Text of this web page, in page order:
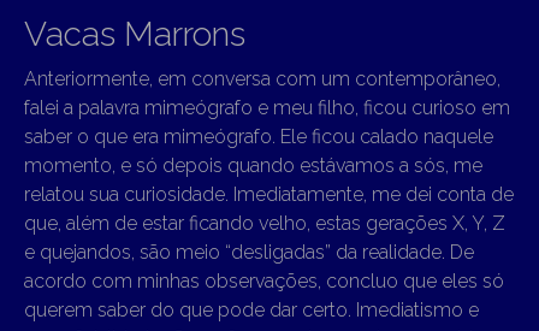
Vacas Marrons
Anteriormente, em conversa com um contemporâneo,
falei a palavra mimeógrafo e meu filho, ficou curioso em
saber o que era mimeógrafo. Ele ficou calado naquele
momento, e só depois quando estávamos a sós, me
relatou sua curiosidade. Imediatamente, me dei conta de
que, além de estar ficando velho, estas gerações X, Y, Z
e quejandos, são meio “desligadas” da realidade. De
acordo com minhas observações, concluo que eles só
querem saber do que pode dar certo. Imediatismo e